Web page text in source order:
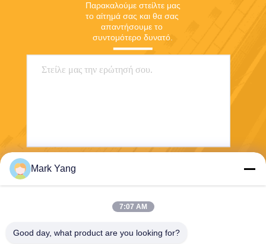
Παρακαλούμε στείλτε μας
το αίτημά σας και θα σας
απαντήσουμε το
συντομότερο δυνατό.
Mark Yang
7:07 AM
Good day, what product are you looking for?